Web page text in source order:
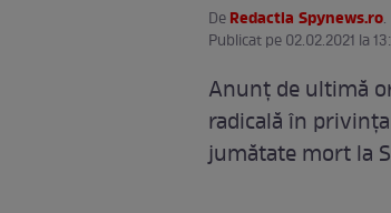
DeRedactia Spynews.ro.
Publicat pe 02.02.2021 la
Anunț de ultimă
radicală în
jumătate mort la